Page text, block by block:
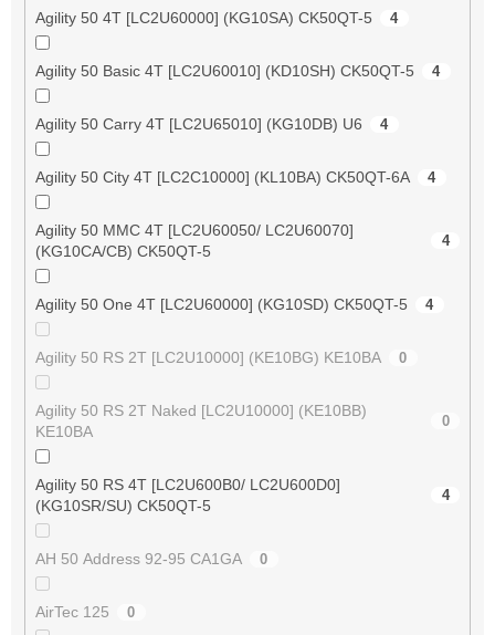
Agility 50 4T [LC2U60000] (KG10SA) CK50QT-5 4
Agility 50 Basic 4T [LC2U60010] (KD10SH) CK50QT-5 4
Agility 50 Carry 4T [LC2U65010] (KG10DB) U6 4
Agility 50 City 4T [LC2C10000] (KL10BA) CK50QT-6A 4
Agility 50 MMC 4T [LC2U60050/ LC2U60070]
(KG10CA/CB) CK50QT-5
4
Agility 50 One 4T [LC2U60000] (KG10SD) CK50QT-5 4
Agility 50 RS 2T [LC2U10000] (KE10BG) KE10BA 0
Agility 50 RS 2T Naked [LC2U10000] (KE10BB)
KE10BA
0
Agility 50 RS 4T [LC2U600B0/ LC2U600D0]
(KG10SR/SU) CK50QT-5
4
AH 50 Address 92-95 CA1GA 0
AirTec 125 0